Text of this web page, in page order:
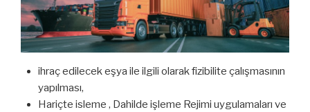
ihraç edilecek eşya ile ilgili olarak fizibilite çalışmasının
yapılması,
Hariçte isleme , Dahilde işleme Rejimi uygulamaları ve